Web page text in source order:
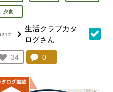
夕食
生活クラブカタ
ログさん
お気に入り登録：
34
人が登録
コメント：
0件。コメントを見る。